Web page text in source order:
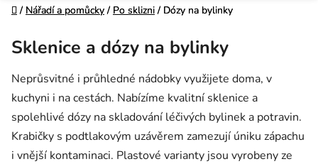
Domů
/ Nářadí a pomůcky / Po sklizni / Dózy na bylinky
Domů
/ Nářadí a pomůcky / Po sklizni / Dózy na bylinky
Sklenice a dózy na bylinky
Neprůsvitné i průhledné nádobky využijete doma, v
kuchyni i na cestách. Nabízíme kvalitní sklenice a
spolehlivé dózy na skladování léčivých bylinek a potravin.
Krabičky s podtlakovým uzávěrem zamezují úniku zápachu
i vnější kontaminaci. Plastové varianty jsou vyrobeny ze